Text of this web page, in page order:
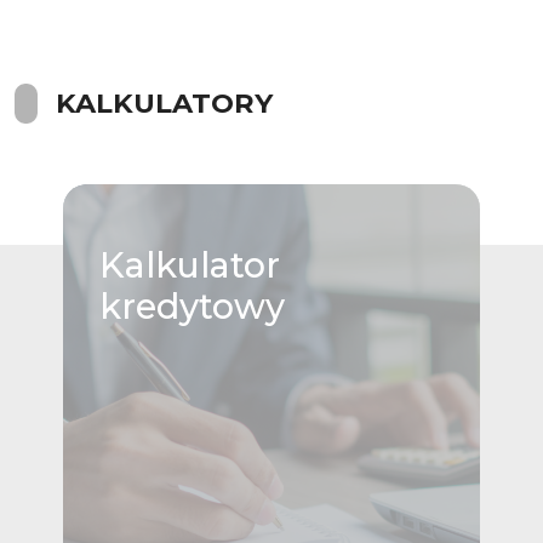
KALKULATORY
Kalkulator
kredytowy